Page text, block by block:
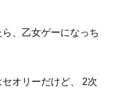
、乙女ゲーになっち
オリーだけど、 2次